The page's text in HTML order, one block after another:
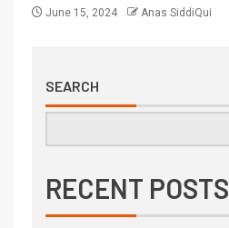
June 15, 2024 Anas SiddiQui
SEARCH
RECENT POSTS